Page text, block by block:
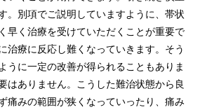
。別項でご説明していますように、帯状
早く治療を受けていただくことが重要で
治療に反応し難くなっていきます。そう
うに一定の改善が得られることもありま
はありません。こうした難治状態から良
痛みの範囲が狭くなっていったり、痛み